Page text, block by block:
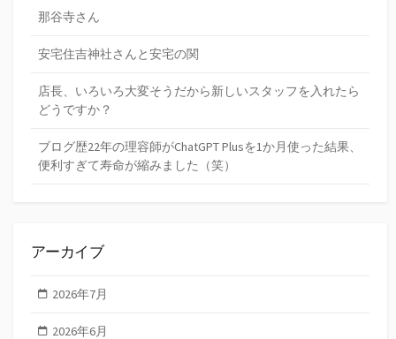
那谷寺さん
安宅住吉神社さんと安宅の関
店長、いろいろ大変そうだから新しいスタッフを入れたら
どうですか？
ブログ歴22年の理容師がChatGPT Plusを1か月使った結果、
便利すぎて寿命が縮みました（笑）
アーカイブ
2026年7月
2026年6月